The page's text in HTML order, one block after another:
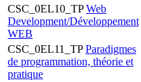
CSC_0EL10_TP Web
Development/Développement
WEB
CSC_0EL11_TP Paradigmes
de programmation, théorie et
pratique